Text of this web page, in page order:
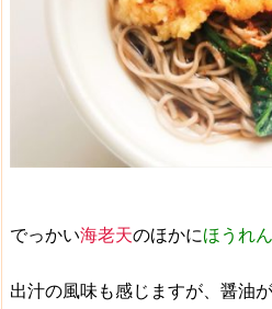
でっかい海老天のほかにほうれ
出汁の風味も感じますが、 醤油